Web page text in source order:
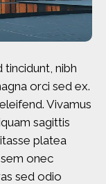
tincidunt, nibh
orci sed ex.
Vivamus
sagittis
platea
onec
sed odio